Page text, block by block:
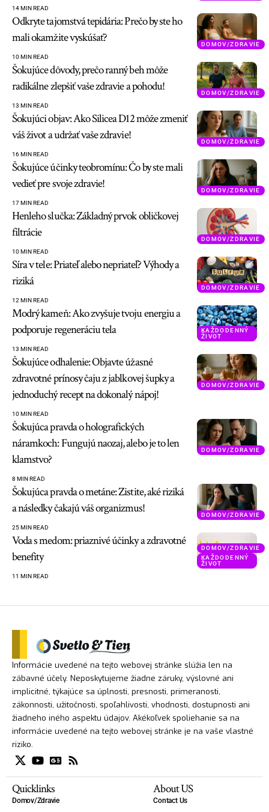
14 MIN READ
DOMOV/ZDRAVIE
Odkryte tajomstvá tepidária: Prečo by ste ho
mali okamžite vyskúšať?
10 MIN READ
DOMOV/ZDRAVIE
Šokujúce dôvody, prečo ranný beh môže
radikálne zlepšiť vaše zdravie a pohodu!
13 MIN READ
DOMOV/ZDRAVIE
Šokujúci objav: Ako Silicea D12 môže zmeniť
váš život a udržať vaše zdravie!
16 MIN READ
DOMOV/ZDRAVIE
Šokujúce účinky teobromínu: Čo by ste mali
vedieť pre svoje zdravie!
17 MIN READ
DOMOV/ZDRAVIE
Henleho slučka: Základný prvok obličkovej
filtrácie
10 MIN READ
DOMOV/ZDRAVIE
Síra v tele: Priateľ alebo nepriateľ? Výhody a
riziká
12 MIN READ
KAŽDODENNÝ
ŽIVOT
Modrý kameň: Ako zvyšuje tvoju energiu a
podporuje regeneráciu tela
13 MIN READ
DOMOV/ZDRAVIE
Šokujúce odhalenie: Objavte úžasné
zdravotné prínosy čaju z jablkovej šupky a
jednoduchý recept na dokonalý nápoj!
10 MIN READ
DOMOV/ZDRAVIE
Šokujúca pravda o holografických
náramkoch: Fungujú naozaj, alebo je to len
klamstvo?
8 MIN READ
DOMOV/ZDRAVIE
Šokujúca pravda o metáne: Zistite, aké riziká
a následky čakajú váš organizmus!
25 MIN READ
DOMOV/ZDRAVIE
KAŽDODENNÝ
ŽIVOT
Voda s medom: priaznivé účinky a zdravotné
benefity
11 MIN READ
Informácie uvedené na tejto webovej stránke slúžia len na
zábavné účely. Neposkytujeme žiadne záruky, výslovné ani
implicitné, týkajúce sa úplnosti, presnosti, primeranosti,
zákonnosti, užitočnosti, spoľahlivosti, vhodnosti, dostupnosti ani
žiadneho iného aspektu údajov. Akékoľvek spoliehanie sa na
informácie uvedené na tejto webovej stránke je na vaše vlastné
riziko.
Quicklinks
Domov/Zdravie
About US
Contact Us